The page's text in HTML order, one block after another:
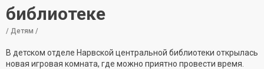
библиотеке
/ Детям /
В детском отделе Нарвской центральной библиотеки открылась
новая игровая комната, где можно приятно провести время.